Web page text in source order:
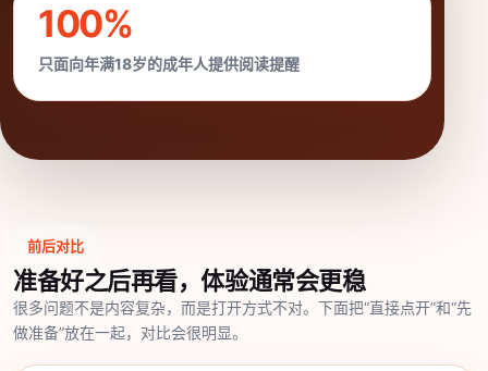
100%
只面向年满18岁的成年人提供阅读提醒
前后对比
准备好之后再看，体验通常会更稳
很多问题不是内容复杂，而是打开方式不对。下面把“直接点开”和“先
做准备”放在一起，对比会很明显。